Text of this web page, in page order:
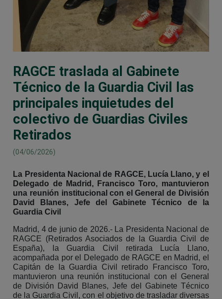
RAGCE traslada al Gabinete
Técnico de la Guardia Civil las
principales inquietudes del
colectivo de Guardias Civiles
Retirados
(04/06/2026)
La Presidenta Nacional de RAGCE, Lucía Llano, y el
Delegado de Madrid, Francisco Toro, mantuvieron
una reunión institucional con el General de División
David Blanes, Jefe del Gabinete Técnico de la
Guardia Civil
Madrid, 4 de junio de 2026.- La Presidenta Nacional de
RAGCE (Retirados Asociados de la Guardia Civil de
España), la Guardia Civil retirada Lucía Llano,
acompañada por el Delegado de RAGCE en Madrid, el
Capitán de la Guardia Civil retirado Francisco Toro,
mantuvieron una reunión institucional con el General
de División David Blanes, Jefe del Gabinete Técnico
de la Guardia Civil, con el objetivo de trasladar diversas